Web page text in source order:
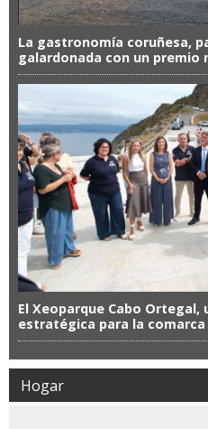
La gastronomía coruñesa,
galardonada con un premio
El Xeoparque Cabo
estratégica para la comarca
Hogar